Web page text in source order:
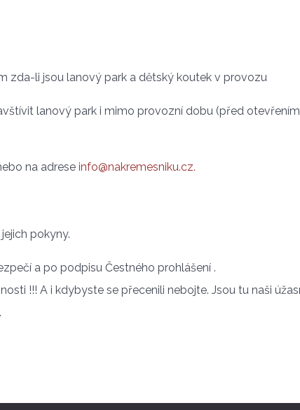
zda-li jsou lanový park a dětský koutek v provozu
lanový park i mimo provozní dobu (před
na adrese info@nakremesniku.cz.
pokyny.
a po podpisu Čestného prohlášení .
!!! A i kdybyste se přecenili nebojte. Jsou tu naši